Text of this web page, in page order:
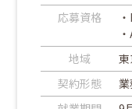
応募資格
地域
契約形態